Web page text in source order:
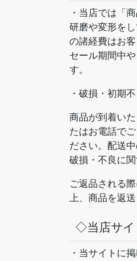
・当店では「
研磨や変形を
の諸経費はお
セール期間中
す。
・破損・初期
商品が到着い
たはお電話で
ださい。配送
破損・不良に
ご返品される
上、商品を返送
◇当店サイ
・当サイトに